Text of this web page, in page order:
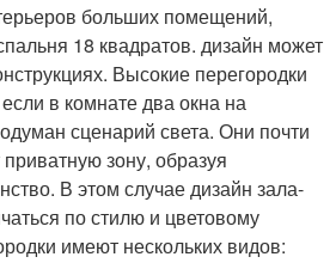
больших помещений,
18 квадратов. дизайн может
Высокие перегородки
в комнате два окна на
сценарий света. Они почти
зону, образуя
В этом случае дизайн зала-
по стилю и цветовому
имеют нескольких видов: